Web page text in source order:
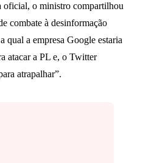
oficial, o ministro compartilhou
combate à desinformação
qual a empresa Google estaria
atacar a PL e, o Twitter
atrapalhar”.